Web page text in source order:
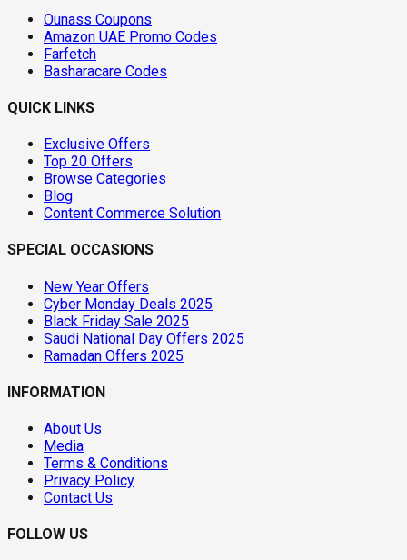
Ounass Coupons
Amazon UAE Promo Codes
Farfetch
Basharacare Codes
QUICK LINKS
Exclusive Offers
Top 20 Offers
Browse Categories
Blog
Content Commerce Solution
SPECIAL OCCASIONS
New Year Offers
Cyber Monday Deals 2025
Black Friday Sale 2025
Saudi National Day Offers 2025
Ramadan Offers 2025
INFORMATION
About Us
Media
Terms & Conditions
Privacy Policy
Contact Us
FOLLOW US